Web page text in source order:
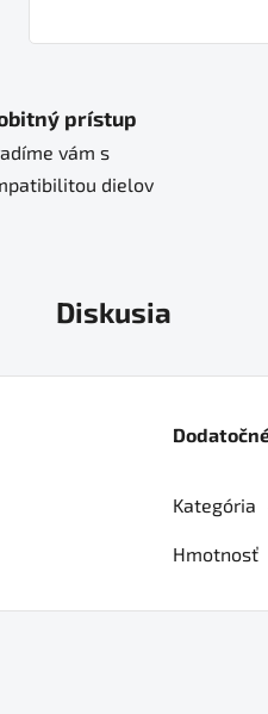
prístup
vám s
dielov
Diskusia
Kategória
Hmotnosť